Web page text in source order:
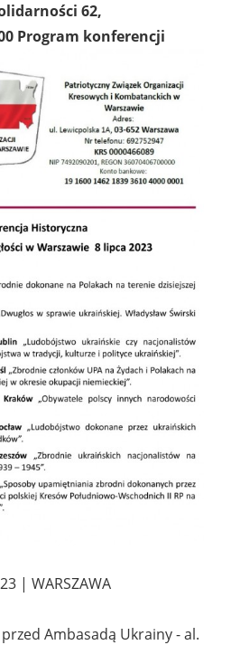
62,
Program konferencji
| WARSZAWA
Ambasadą Ukrainy - al.